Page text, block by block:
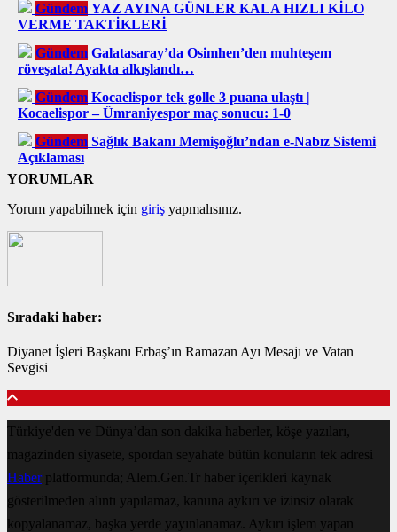
Gündem YAZ AYINA GÜNLER KALA HIZLI KİLO
VERME TAKTİKLERİ
Gündem Galatasaray’da Osimhen’den muhteşem
röveşata! Ayakta alkışlandı…
Gündem Kocaelispor tek golle 3 puana ulaştı |
Kocaelispor – Ümraniyespor maç sonucu: 1-0
Gündem Sağlık Bakanı Memişoğlu’ndan e-Nabız Sistemi
Açıklaması
YORUMLAR
Yorum yapabilmek için giriş yapmalısınız.
Sıradaki haber:
Diyanet İşleri Başkanı Erbaş’ın Ramazan Ayı Mesajı ve Vatan
Sevgisi
Türkiye'den ve Dünya’dan son dakika haberler, köşe yazıları,
magazinden siyasete, spordan seyahate bütün konuların tek adresi
Haberplatformunda; Alem.Gen.Tr haber içerikleri kaynak
gösterilmeden alıntı yapılamaz, kanuna aykırı ve izinsiz olarak
kopyalanamaz, başka yerde yayınlanamaz. Aykırı işlem yapan